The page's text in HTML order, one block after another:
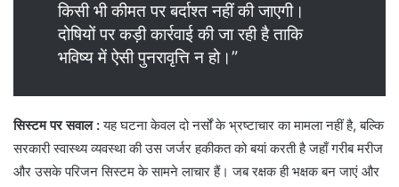
किसी भी कीमत पर बर्दाश्त नहीं की जाएगी।
दोषियों पर कड़ी कार्रवाई की जा रही है ताकि
भविष्य में ऐसी पुनरावृत्ति न हो।”
सिस्टम पर सवाल :यह घटना केवल दो नर्सों के भ्रष्टाचार का मामला नहीं है, बल्कि
सरकारी स्वास्थ्य व्यवस्था की उस जर्जर हकीकत को बयां करती है जहाँ गरीब मरीज
और उसके परिजन सिस्टम के सामने लाचार हैं। जब रक्षक ही भक्षक बन जाएं और